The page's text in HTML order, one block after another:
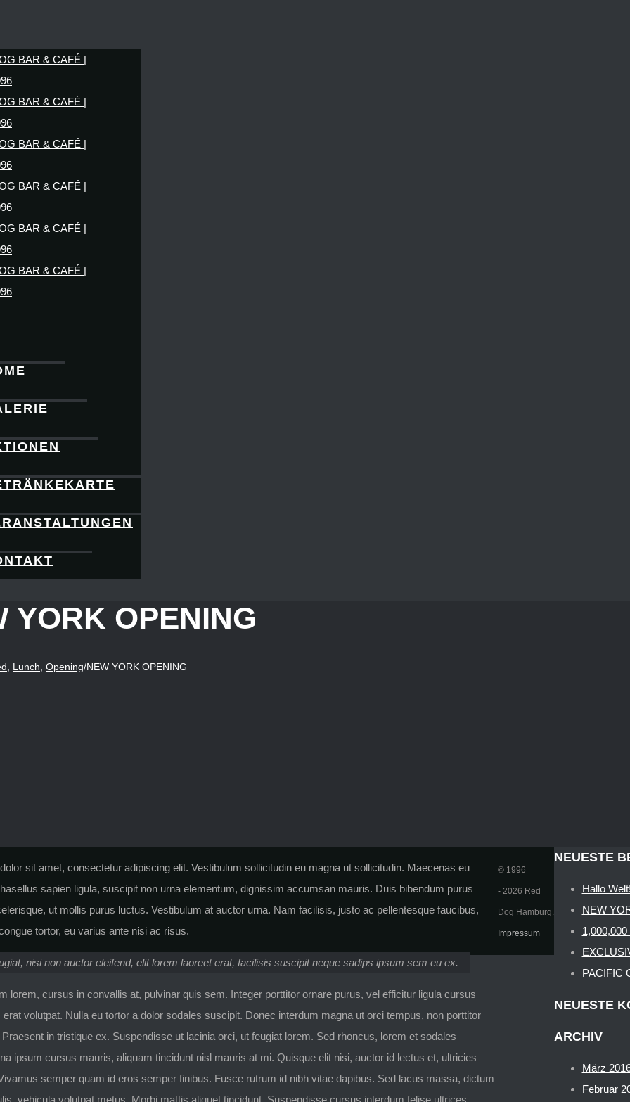
YORK OPENING
, Lunch, Opening/NEW YORK OPENING
sit amet, consectetur adipiscing elit. Vestibulum sollicitudin eu magna ut sollicitudin. Maecenas eu
sapien ligula, suscipit non urna elementum, dignissim accumsan mauris. Duis bibendum purus
ut mollis purus luctus. Vestibulum at auctor urna. Nam facilisis, justo ac pellentesque faucibus,
tortor, eu varius ante nisi ac risus.
nisi non auctor eleifend, elit lorem laoreet erat, facilisis suscipit neque sadips ipsum sem eu ex.
lorem, cursus in convallis at, pulvinar quis sem. Integer porttitor ornare purus, vel efficitur ligula cursus
erat volutpat. Nulla eu tortor a dolor sodales suscipit. Donec interdum magna ut orci tempus, non porttitor
Praesent in tristique ex. Suspendisse ut lacinia orci, ut feugiat lorem. Sed rhoncus, lorem et sodales
ipsum cursus mauris, aliquam tincidunt nisl mauris at mi. Quisque elit nisi, auctor id lectus et, ultricies
semper quam id eros semper finibus. Fusce rutrum id nibh vitae dapibus. Sed lacus massa, dictum
vehicula volutpat metus. Morbi mattis aliquet tincidunt. Suspendisse cursus interdum felise ultrices.
NEUESTE
Hallo
NEW
PACIFIC
NEUESTE
ARCHIV
März
Februar
© 1996
- 2026 Red
Dog Hamburg.
Impressum